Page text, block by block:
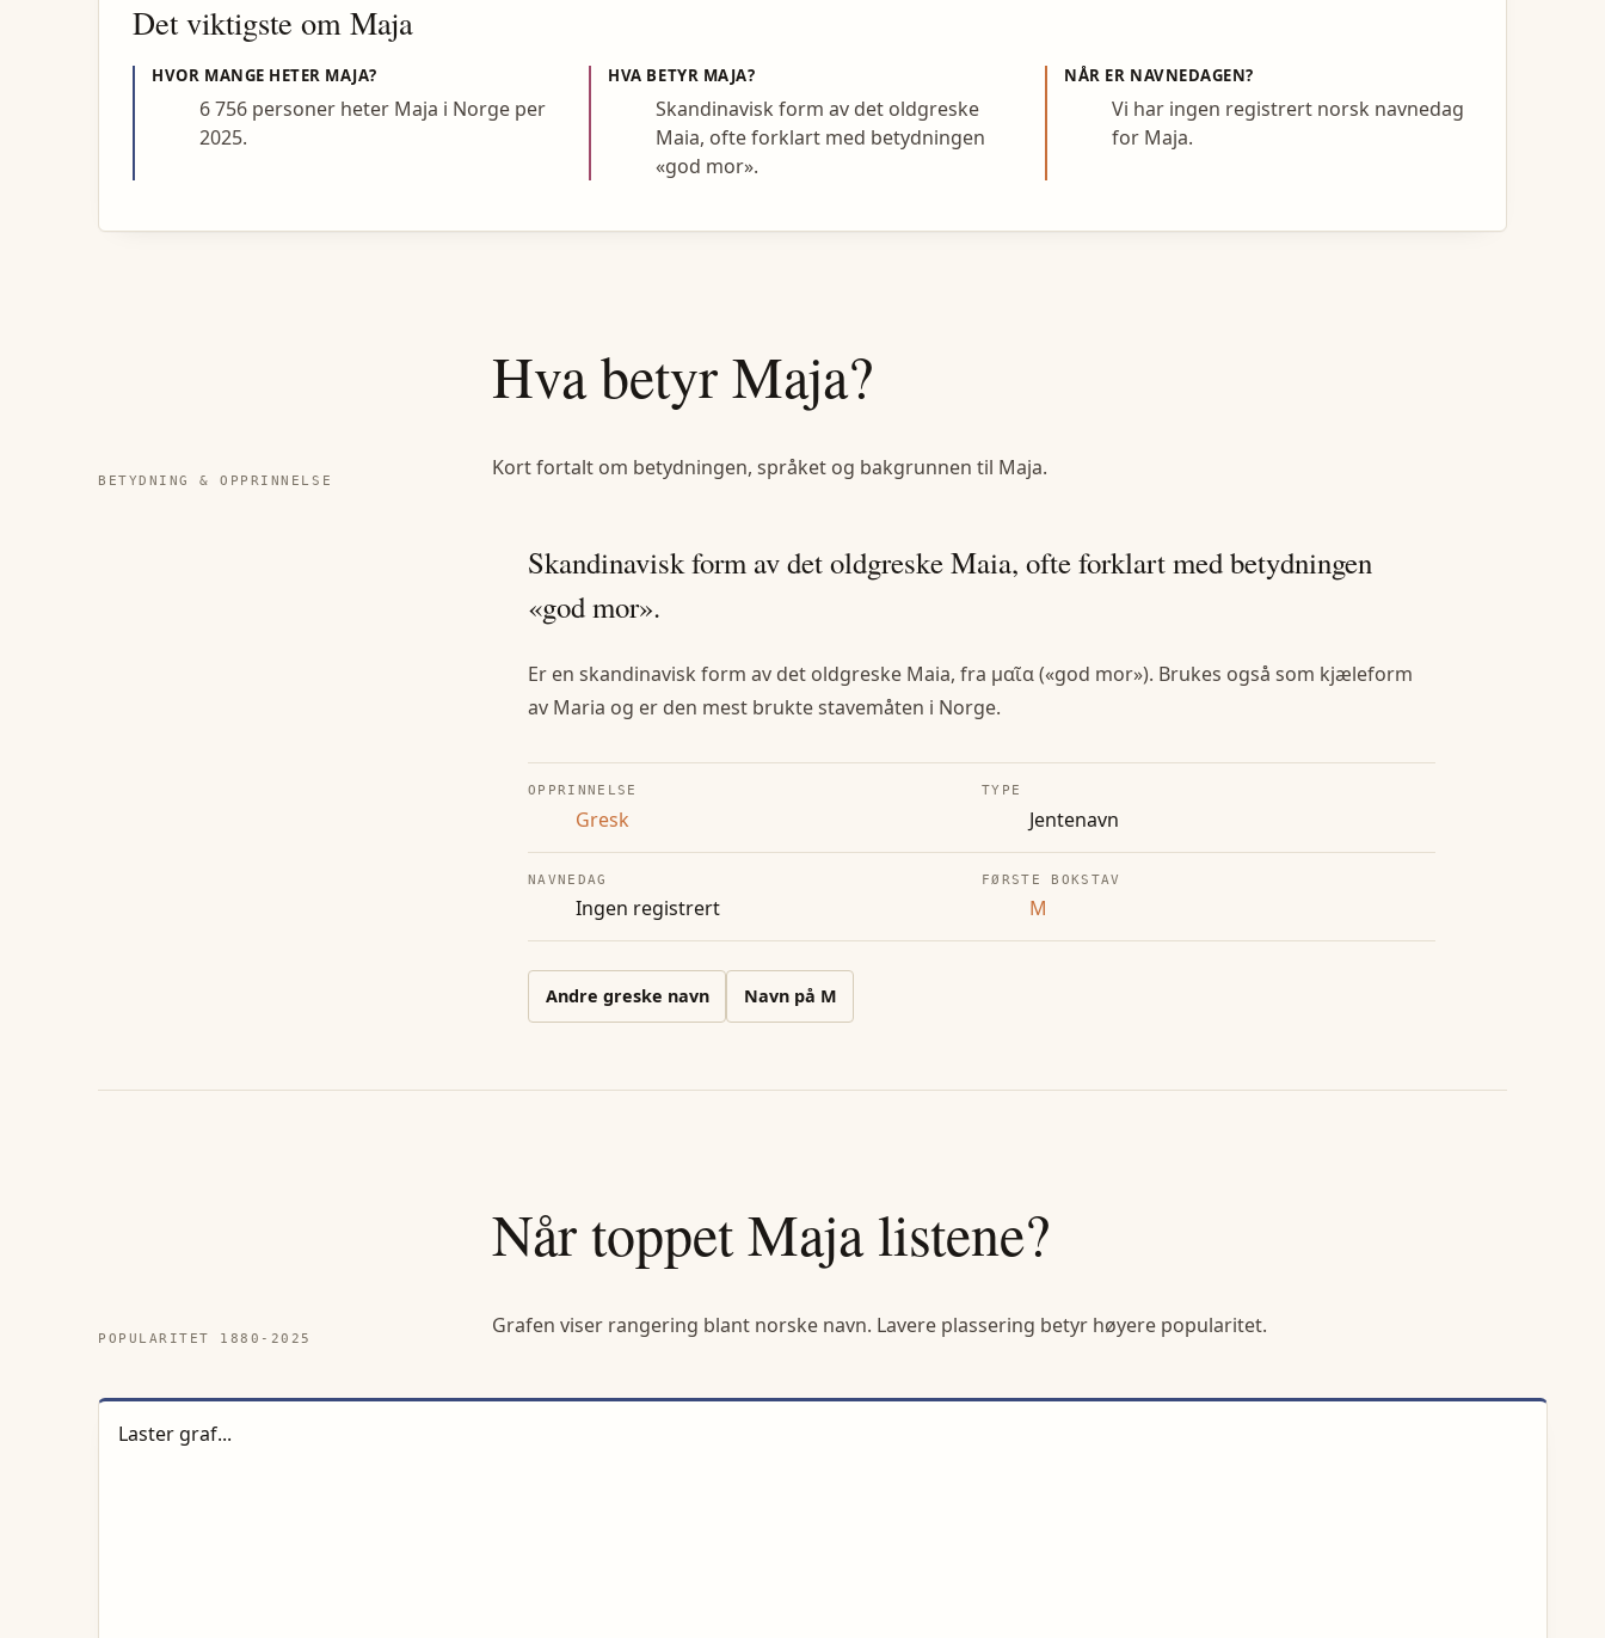
Det viktigste om Maja
HVOR MANGE HETER MAJA?
6 756 personer heter Maja i Norge per
2025.
HVA BETYR MAJA?
Skandinavisk form av det oldgreske
Maia, ofte forklart med betydningen
«god mor».
NÅR ER NAVNEDAGEN?
Vi har ingen registrert norsk navnedag
for Maja.
BETYDNING & OPPRINNELSE
Hva betyrMaja?
Kort fortalt om betydningen, språket og bakgrunnen til Maja.
Skandinavisk form av det oldgreske Maia, ofte forklart med betydningen
«god mor».
Er en skandinavisk form av det oldgreske Maia, fra μαῖα («god mor»). Brukes også som kjæleform
av Maria og er den mest brukte stavemåten i Norge.
OPPRINNELSE
Gresk
TYPE
Jentenavn
NAVNEDAG
Ingen registrert
FØRSTE BOKSTAV
M
Andre greske navn Navn på M
POPULARITET 1880- 2025
Når toppetMajalistene?
Grafen viser rangering blant norske navn. Lavere plassering betyr høyere popularitet.
Laster graf...